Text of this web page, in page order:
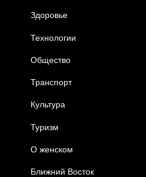
Здоровье
Технологии
Общество
Транспорт
Культура
Туризм
О женском
Ближний Восток